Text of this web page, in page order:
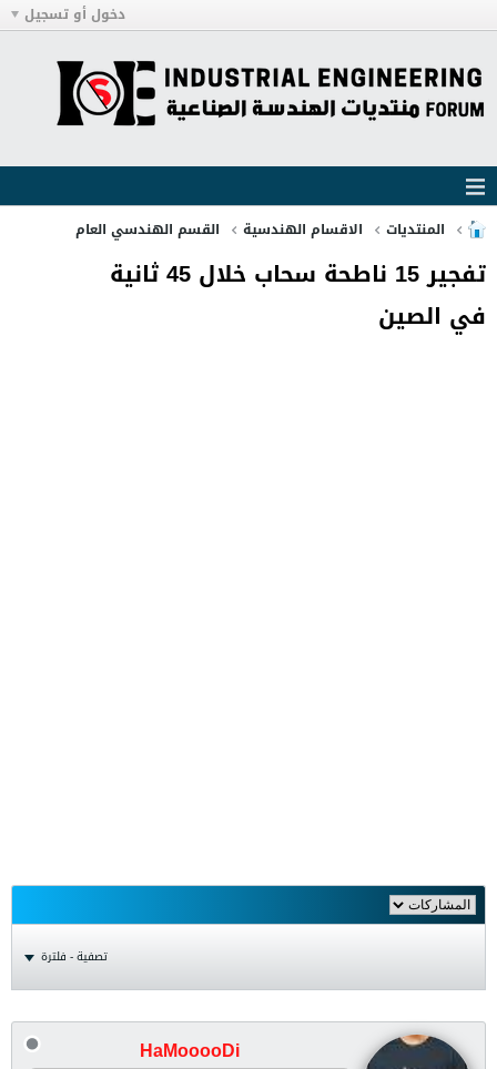
دخول أو تسجيل
المنتديات الاقسام الهندسية القسم الهندسي العام
تفجير 15 ناطحة سحاب خلال 45 ثانية
في الصين
تصفية - فلترة
HaMooooDi